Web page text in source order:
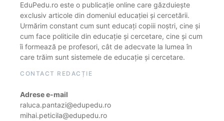
EduPedu.ro este o publicație online care găzduiește
exclusiv articole din domeniul educației și cercetării.
Urmărim constant cum sunt educați copiii noștri, cine și
cum face politicile din educație și cercetare, cine și cum
îi formează pe profesori, cât de adecvate la lumea în
care trăim sunt sistemele de educație și cercetare.
CONTACT REDACȚIE
Adrese e-mail
raluca.pantazi@edupedu.ro
mihai.peticila@edupedu.ro